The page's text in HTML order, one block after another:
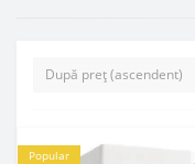
Popular